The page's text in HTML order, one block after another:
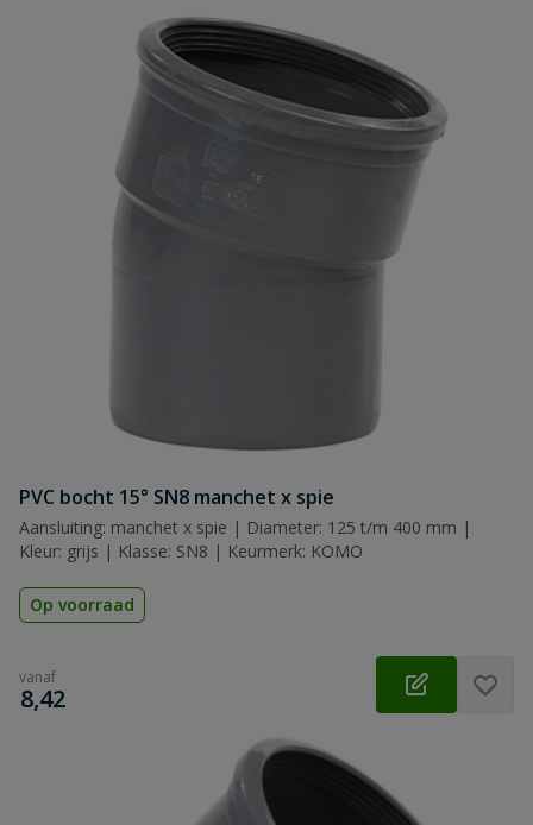
PVC bocht 15° SN8 manchet x spie
Aansluiting: manchet x spie | Diameter: 125 t/m 400 mm |
Kleur: grijs | Klasse: SN8 | Keurmerk: KOMO
Op voorraad
vanaf
€
8,42